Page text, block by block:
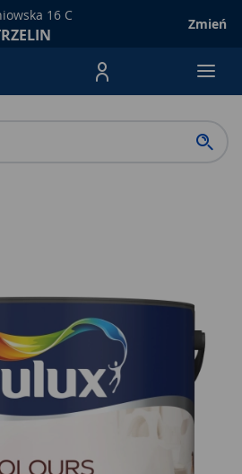
16 C
Zmień
Menu Produktów,